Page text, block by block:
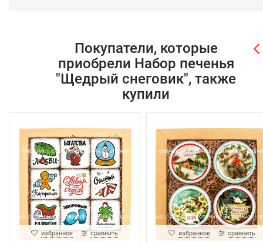
Покупатели, которые
приобрели Набор печенья
"Щедрый снеговик", также
купили
избранное сравнить избранное сравнить